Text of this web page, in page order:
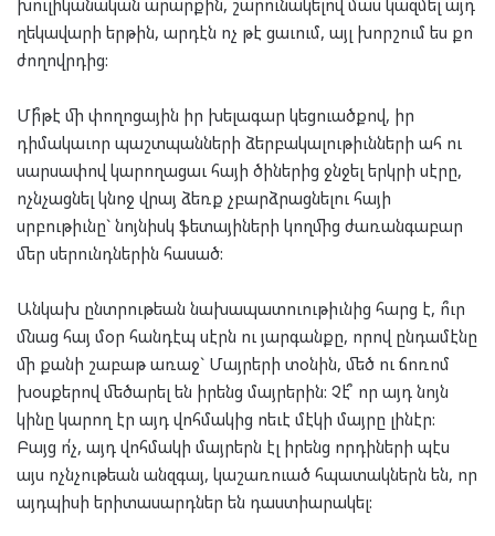
ղեկավարի երթին, արդէն ոչ թէ ցաւում, այլ խորշում ես քո
ժողովրդից:
Մի՞թէ մի փողոցային իր խելագար կեցուածքով, իր
դիմակաւոր պաշտպանների ձերբակալութիւնների ահ ու
սարսափով կարողացաւ հայի ծիներից ջնջել երկրի սէրը,
ոչնչացնել կնոջ վրայ ձեռք չբարձրացնելու հայի
սրբութիւնը` նոյնիսկ ֆետայիների կողմից ժառանգաբար
մեր սերունդներին հասած:
Անկախ ընտրութեան նախապատուութիւնից հարց է, ո՞ւր
մնաց հայ մօր հանդէպ սէրն ու յարգանքը, որով ընդամէնը
մի քանի շաբաթ առաջ` Մայրերի տօնին, մեծ ու ճոռոմ
խօսքերով մեծարել են իրենց մայրերին: Չէ՞ որ այդ նոյն
կինը կարող էր այդ վոհմակից ոեւէ մէկի մայրը լինէր:
Բայց ո՛չ, այդ վոհմակի մայրերն էլ իրենց որդիների պէս
այս ոչնչութեան անզգայ, կաշառուած հպատակներն են, որ
այդպիսի երիտասարդներ են դաստիարակել: